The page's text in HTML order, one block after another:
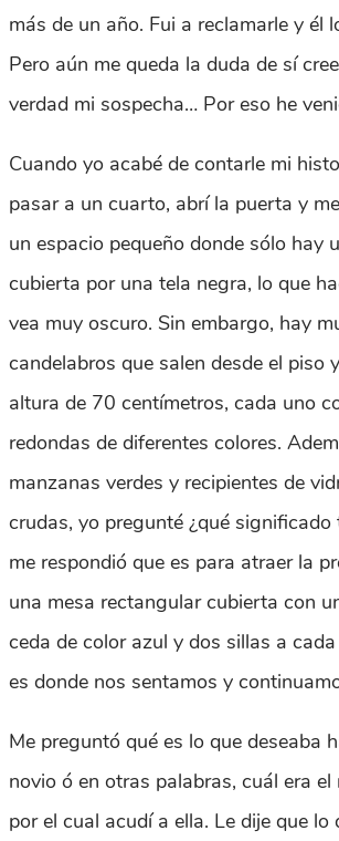
más de un año. Fui a reclamarle y él
Pero aún me queda la duda de sí
verdad mi sospecha… Por eso he
Cuando yo acabé de contarle mi
pasar a un cuarto, abrí la puerta y
un espacio pequeño donde sólo hay
cubierta por una tela negra, lo que
vea muy oscuro. Sin embargo, hay
candelabros que salen desde el piso
altura de 70 centímetros, cada uno
redondas de diferentes colores.
manzanas verdes y recipientes de
crudas, yo pregunté ¿qué significado
me respondió que es para atraer la
una mesa rectangular cubierta con
ceda de color azul y dos sillas a
es donde nos sentamos y
Me preguntó qué es lo que deseaba
novio ó en otras palabras, cuál era
por el cual acudí a ella. Le dije que lo